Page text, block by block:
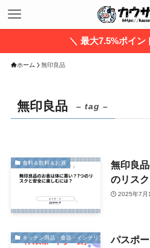
＼ 最大7.5%ポイン
ホーム 無印良品
無印良品 – tag –
食料＆飲料＆お酒
無印良
のリス
2025年7月
キッチン用品・食器・インテリア・家具・生活雑貨
パスポ